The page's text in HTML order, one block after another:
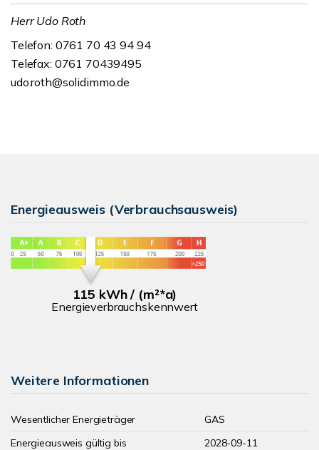
Herr Udo Roth
Telefon: 0761 70 43 94 94
Telefax: 0761 70439495
udo.roth@solidimmo.de
Energieausweis (Verbrauchsausweis)
115 kWh / (m²*a)
Energieverbrauchskennwert
Weitere Informationen
Wesentlicher Energieträger
GAS
Energieausweis gültig bis
2028-09-11